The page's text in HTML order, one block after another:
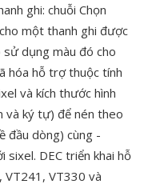
ghi: chuỗi Chọn
một thanh ghi được
dụng màu đó cho
hóa hỗ trợ thuộc tính
và kích thước hình
và ký tự) để nén theo
đầu dòng) cùng -
DEC triển khai hỗ
VT241, VT330 và